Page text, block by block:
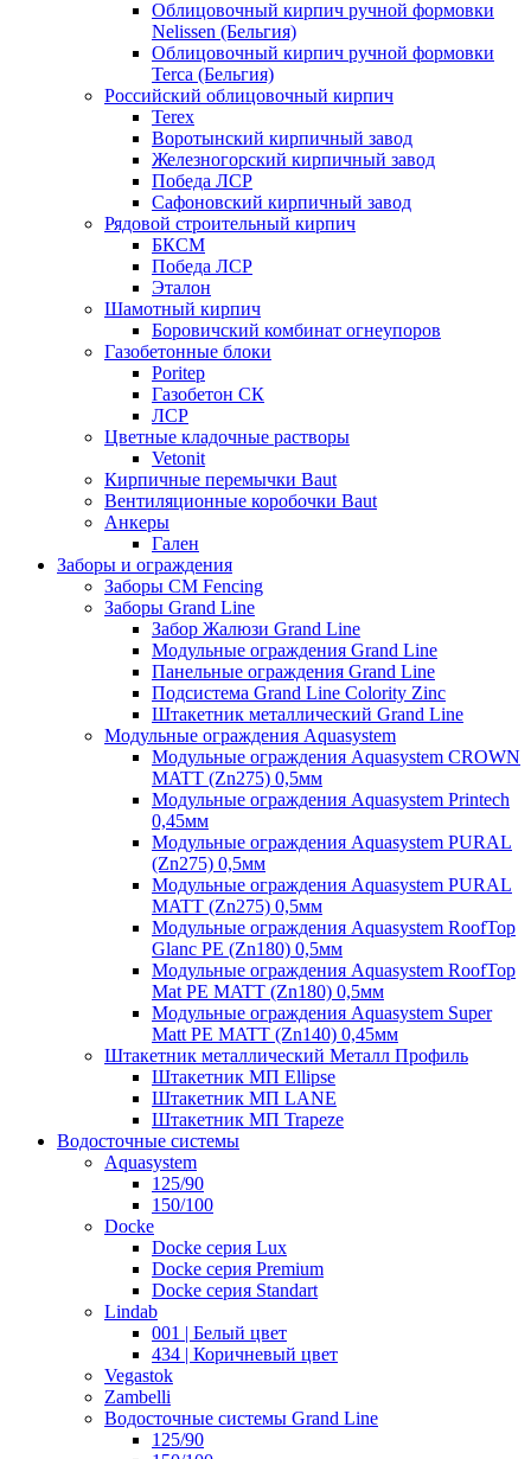
Облицовочный кирпич ручной формовки
Nelissen (Бельгия)
Облицовочный кирпич ручной формовки
Terca (Бельгия)
Российский облицовочный кирпич
Terex
Воротынский кирпичный завод
Железногорский кирпичный завод
Победа ЛСР
Сафоновский кирпичный завод
Рядовой строительный кирпич
БКСМ
Победа ЛСР
Эталон
Шамотный кирпич
Боровичский комбинат огнеупоров
Газобетонные блоки
Poritep
Газобетон СК
ЛСР
Цветные кладочные растворы
Vetonit
Кирпичные перемычки Baut
Вентиляционные коробочки Baut
Анкеры
Гален
Заборы и ограждения
Заборы CM Fencing
Заборы Grand Line
Забор Жалюзи Grand Line
Модульные ограждения Grand Line
Панельные ограждения Grand Line
Подсистема Grand Line Colority Zinc
Штакетник металлический Grand Line
Модульные ограждения Aquasystem
Модульные ограждения Aquasystem CROWN
MATT (Zn275) 0,5мм
Модульные ограждения Aquasystem Printech
0,45мм
Модульные ограждения Aquasystem PURAL
(Zn275) 0,5мм
Модульные ограждения Aquasystem PURAL
MATT (Zn275) 0,5мм
Модульные ограждения Aquasystem RoofTop
Glanc PE (Zn180) 0,5мм
Модульные ограждения Aquasystem RoofTop
Mat PE MATT (Zn180) 0,5мм
Модульные ограждения Aquasystem Super
Matt PE MATT (Zn140) 0,45мм
Штакетник металлический Металл Профиль
Штакетник МП Ellipse
Штакетник МП LANE
Штакетник МП Trapeze
Водосточные системы
Aquasystem
125/90
150/100
Docke
Docke серия Lux
Docke серия Premium
Docke серия Standart
Lindab
001 | Белый цвет
434 | Коричневый цвет
Vegastok
Zambelli
Водосточные системы Grand Line
125/90